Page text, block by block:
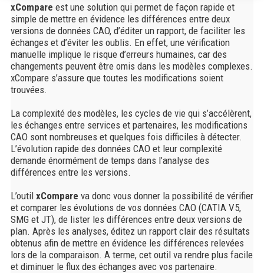
xCompare est une solution qui permet de façon rapide et
simple de mettre en évidence les différences entre deux
versions de données CAO, d’éditer un rapport, de faciliter les
échanges et d’éviter les oublis. En effet, une vérification
manuelle implique le risque d’erreurs humaines, car des
changements peuvent être omis dans les modèles complexes.
xCompare s’assure que toutes les modifications soient
trouvées.
La complexité des modèles, les cycles de vie qui s’accélèrent,
les échanges entre services et partenaires, les modifications
CAO sont nombreuses et quelques fois difficiles à détecter.
L’évolution rapide des données CAO et leur complexité
demande énormément de temps dans l’analyse des
différences entre les versions.
L’outil xCompare va donc vous donner la possibilité de vérifier
et comparer les évolutions de vos données CAO (CATIA V5,
SMG et JT), de lister les différences entre deux versions de
plan. Après les analyses, éditez un rapport clair des résultats
obtenus afin de mettre en évidence les différences relevées
lors de la comparaison. A terme, cet outil va rendre plus facile
et diminuer le flux des échanges avec vos partenaire.